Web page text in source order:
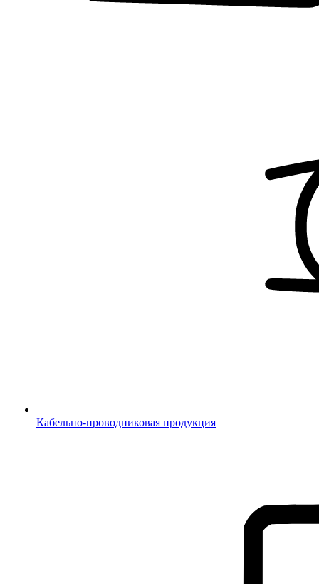
Кабельно-проводниковая продукция